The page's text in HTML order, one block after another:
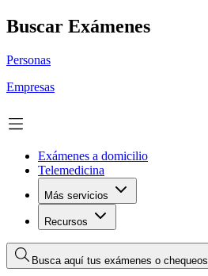
Buscar Exámenes
Personas
Empresas
Exámenes a domicilio
Telemedicina
Más servicios
Recursos
Busca aquí tus exámenes o chequeos